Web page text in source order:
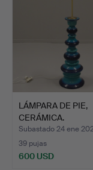
LÁMPARA DE PIE,
CERÁMICA.
Subastado 24 ene
39 pujas
600 USD